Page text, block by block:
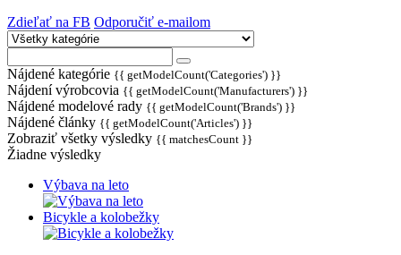
Zdieľať na FB Odporučiť e-mailom
Nájdené kategórie {{ getModelCount('Categories') }}
Nájdení výrobcovia {{ getModelCount('Manufacturers') }}
Nájdené modelové rady {{ getModelCount('Brands') }}
Nájdené články {{ getModelCount('Articles') }}
Zobraziť všetky výsledky {{ matchesCount }}
Žiadne výsledky
Výbava na leto
Bicykle a kolobežky